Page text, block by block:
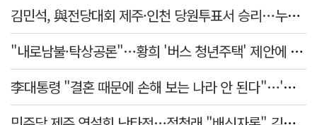
김민석, 與전당대회 제주·인천 당원투표서 승리…누적 득표는 '초박빙'
"내로남불·탁상공론"…황희 '버스 청년주택' 제안에 與 내부서도 쓴소리
李대통령 "결혼 때문에 손해 보는 나라 안 된다"…'결혼 페널티' 22개 손본다